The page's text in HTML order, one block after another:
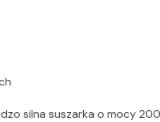
silna suszarka o mocy